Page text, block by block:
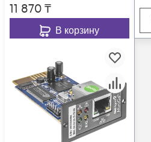
11 870₸
В корзину